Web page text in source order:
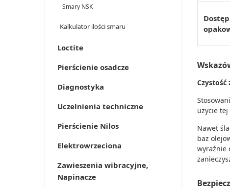
Smary NSK
Kalkulator ilości smaru
Loctite
Pierścienie osadcze
Diagnostyka
Uczelnienia techniczne
Pierścienie Nilos
Elektrowrzeciona
Zawieszenia wibracyjne,
Napinacze
Czystość
użycie tej
Nawet
baz
wyraźnie